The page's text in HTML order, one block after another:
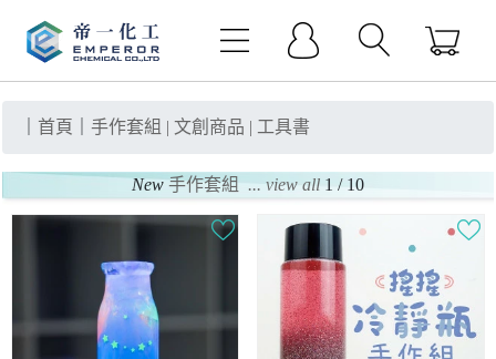
首頁 手作套組 | 文創商品 | 工具書
New 手作套組... view all 1 / 10